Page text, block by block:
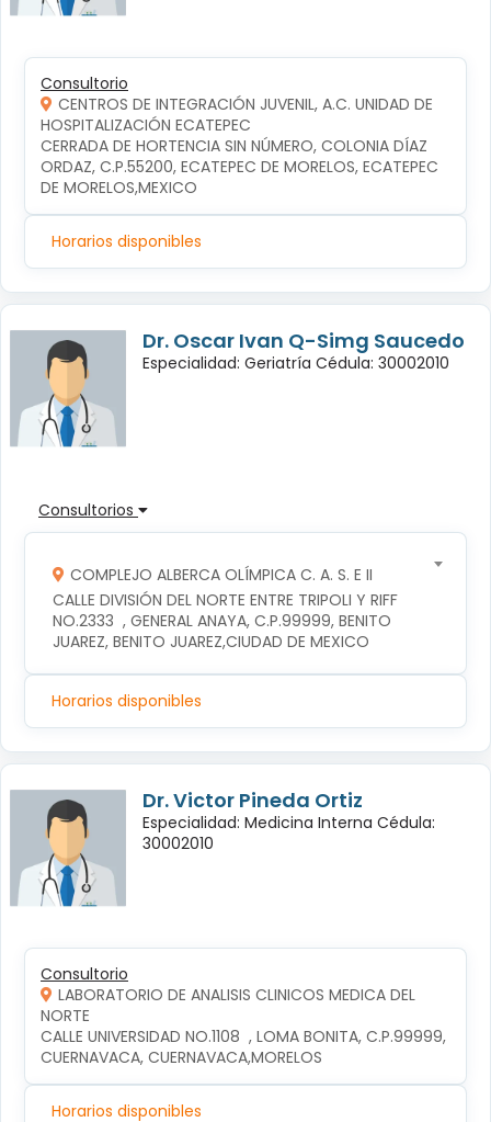
Consultorio
CENTROS DE INTEGRACIÓN JUVENIL, A.C. UNIDAD DE
HOSPITALIZACIÓN ECATEPEC
CERRADA DE HORTENCIA SIN NÚMERO, COLONIA DÍAZ
ORDAZ, C.P.55200, ECATEPEC DE MORELOS, ECATEPEC
DE MORELOS,MEXICO
Horarios disponibles
Dr. Oscar Ivan Q-Simg Saucedo
Especialidad: Geriatría Cédula: 30002010
Consultorios
COMPLEJO ALBERCA OLÍMPICA C. A. S. E II
CALLE DIVISIÓN DEL NORTE ENTRE TRIPOLI Y RIFF
NO.2333  , GENERAL ANAYA, C.P.99999, BENITO
JUAREZ, BENITO JUAREZ,CIUDAD DE MEXICO
Horarios disponibles
Dr. Victor Pineda Ortiz
Especialidad: Medicina Interna Cédula:
30002010
Consultorio
LABORATORIO DE ANALISIS CLINICOS MEDICA DEL
NORTE
CALLE UNIVERSIDAD NO.1108  , LOMA BONITA, C.P.99999,
CUERNAVACA, CUERNAVACA,MORELOS
Horarios disponibles